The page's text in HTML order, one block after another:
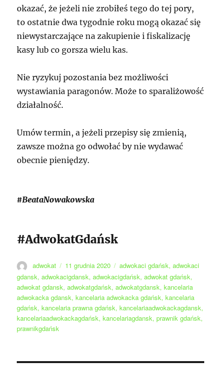
okazać, że jeżeli nie zrobiłeś tego do tej pory,
to ostatnie dwa tygodnie roku mogą okazać się
niewystarczające na zakupienie i fiskalizację
kasy lub co gorsza wielu kas.
Nie ryzykuj pozostania bez możliwości
wystawiania paragonów. Może to sparaliżowość
działalność.
Umów termin, a jeżeli przepisy się zmienią,
zawsze można go odwołać by nie wydawać
obecnie pieniędzy.
#BeataNowakowska
#AdwokatGdańsk
Autor
adwokat
Data
publikacji
11 grudnia 2020 Tagi
adwokaci gdańsk,adwokaci
gdansk,adwokacigdansk,adwokacigdańsk,adwokat gdańsk,
adwokat gdansk,adwokatgdańsk,adwokatgdansk,kancelaria
adwokacka gdansk,kancelaria adwokacka gdańsk,kancelaria
gdańsk,kancelaria prawna gdańsk,kancelariaadwokackagdansk,
kancelariaadwokackagdańsk,kancelariagdansk,prawnik gdańsk,
prawnikgdańsk